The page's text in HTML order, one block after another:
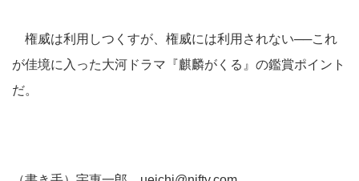
権威は利用しつくすが、権威には利用されない──これ
が佳境に入った大河ドラマ『麒麟がくる』の鑑賞ポイント
だ。